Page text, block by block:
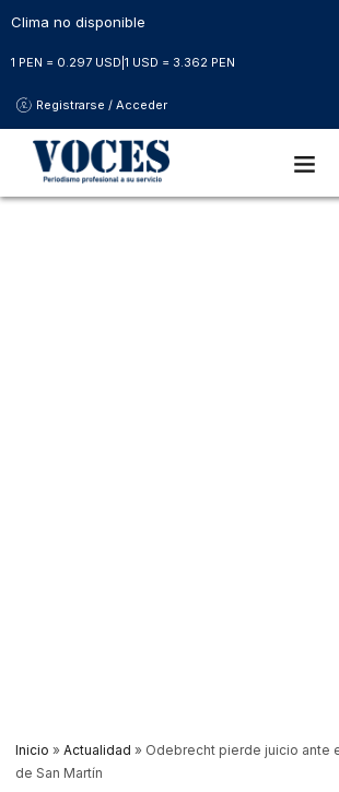
Clima no disponible
1 PEN = 0.297 USD 1 USD = 3.362 PEN
Registrarse / Acceder
Inicio » Actualidad » Odebrecht pierde juicio ante
de San Martín